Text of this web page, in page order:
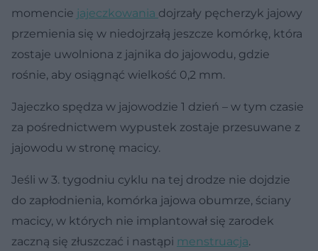
momencie jajeczkowania dojrzały pęcherzyk jajowy
przemienia się w niedojrzałą jeszcze komórkę, która
zostaje uwolniona z jajnika do jajowodu, gdzie
rośnie, aby osiągnąć wielkość 0,2 mm.
Jajeczko spędza w jajowodzie 1 dzień – w tym czasie
za pośrednictwem wypustek zostaje przesuwane z
jajowodu w stronę macicy.
Jeśli w 3. tygodniu cyklu na tej drodze nie dojdzie
do zapłodnienia, komórka jajowa obumrze, ściany
macicy, w których nie implantował się zarodek
zaczną się złuszczać i nastąpi menstruacja.